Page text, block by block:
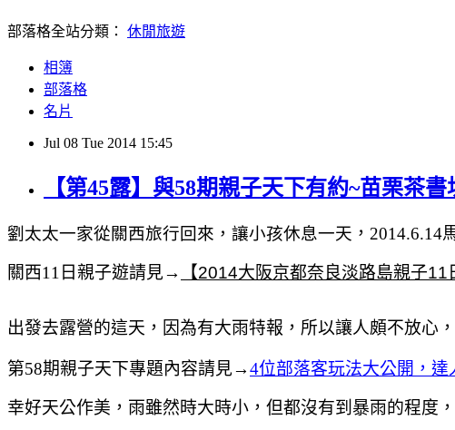
部落格全站分類： 休閒旅遊
相簿
部落格
名片
Jul 08 Tue 2014 15:45
【第45露】與58期親子天下有約~苗栗茶
劉太太一家從關西旅行回來，讓小孩休息一天 ，2014.6.14
關西11日親子遊請見→ 【2014大阪京都奈良淡路島親子11
出發去露營的這天 ，因為有大雨特報 ，所以讓人頗不放心
第58期親子天下專題內容請見→4位部落客玩法大公開，達
幸好天公作美 ，雨雖然時大時小 ，但都沒有到暴雨的程度